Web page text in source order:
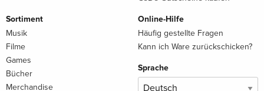
Sortiment
Musik
Filme
Games
Bücher
Merchandise
Online-Hilfe
Häufig gestellte Fragen
Kann ich Ware zurückschicken?
Sprache